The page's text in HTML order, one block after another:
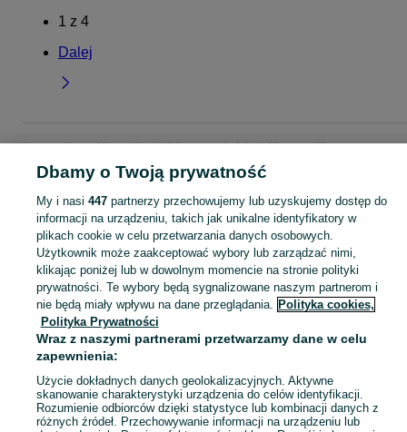
1 z 4
Dalej
Strona główna Dom i Ogród Ogrzewanie Opał Drewno
Drewno -
Dolnośląskie
Drewno - Wałbrzych
KATEGORIA
Sprzedaż drewna opałowego Wałbrzych ▶️ brzozowe, dębowe, różne rozmiary ✅ Szeroki wybór w atrakcyjnych cenach ☝ Przeglądaj ogłoszenia na OLX.pl! Zobacz
Mapa kategorii
Mapa miejscowości
Mapa ministron
Popularne wyszukiwania
Dbamy o Twoją prywatność
My i nasi 447partnerzy przechowujemy lub uzyskujemy dostęp do
informacji na urządzeniu, takich jak unikalne identyfikatory w
plikach cookie w celu przetwarzania danych osobowych.
Użytkownik może zaakceptować wybory lub zarządzać nimi,
klikając poniżej lub w dowolnym momencie na stronie polityki
prywatności. Te wybory będą sygnalizowane naszym partnerom i
nie będą miały wpływu na dane przeglądania. Polityka cookies,
Polityka Prywatności
Wraz z naszymi partnerami przetwarzamy dane w celu
zapewnienia:
Użycie dokładnych danych geolokalizacyjnych. Aktywne
skanowanie charakterystyki urządzenia do celów identyfikacji.
Rozumienie odbiorców dzięki statystyce lub kombinacji danych z
różnych źródeł. Przechowywanie informacji na urządzeniu lub